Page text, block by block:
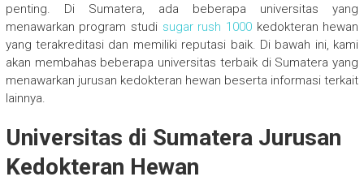
penting. Di Sumatera, ada beberapa universitas yang
menawarkan program studi sugar rush 1000kedokteran hewan
yang terakreditasi dan memiliki reputasi baik. Di bawah ini, kami
akan membahas beberapa universitas terbaik di Sumatera yang
menawarkan jurusan kedokteran hewan beserta informasi terkait
lainnya.
Universitas di Sumatera Jurusan
Kedokteran Hewan